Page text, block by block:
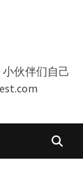
伙伴们自己